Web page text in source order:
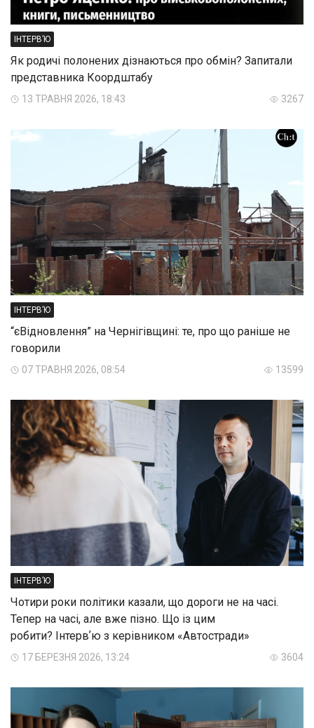
ІНТЕРВ’Ю
Як родичі полонених дізнаються про обмін? Запитали
представника Коордштабу
13 ТРАВНЯ 2026, 18:43 3267
ІНТЕРВ’Ю
“єВідновлення” на Чернігівщині: те, про що раніше не
говорили
07 ТРАВНЯ 2026, 08:54 13599
ІНТЕРВ’Ю
Чотири роки політики казали, що дороги не на часі.
Тепер на часі, але вже пізно. Що із цим
робити? Інтервʼю з керівником «Автостради»
17 БЕРЕЗНЯ 2026, 13:24 3604